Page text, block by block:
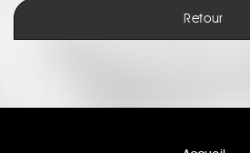
Retour